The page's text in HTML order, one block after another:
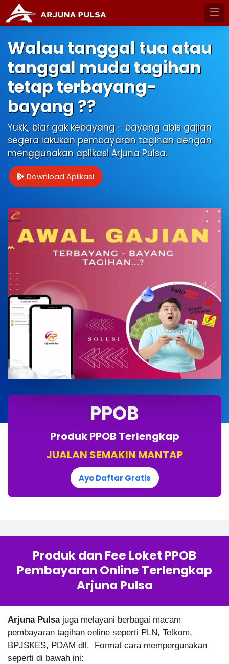
Walau tanggal tua atau
tanggal muda tagihan
tetap terbayang-
bayang ??
Yukk,, biar gak kebayang - bayang abis gajian
segera lakukan pembayaran tagihan dengan
menggunakan aplikasi Arjuna Pulsa.
Download Aplikasi
PPOB
Produk PPOB Terlengkap
JUALAN SEMAKIN MANTAP
Ayo Daftar Gratis
Produk dan Fee Loket PPOB
Pembayaran Online Terlengkap
Arjuna Pulsa
Arjuna Pulsajuga melayani berbagai macam
pembayaran tagihan online seperti PLN, Telkom,
BPJSKES, PDAM dll. Format cara mempergunakan
seperti di bawah ini: